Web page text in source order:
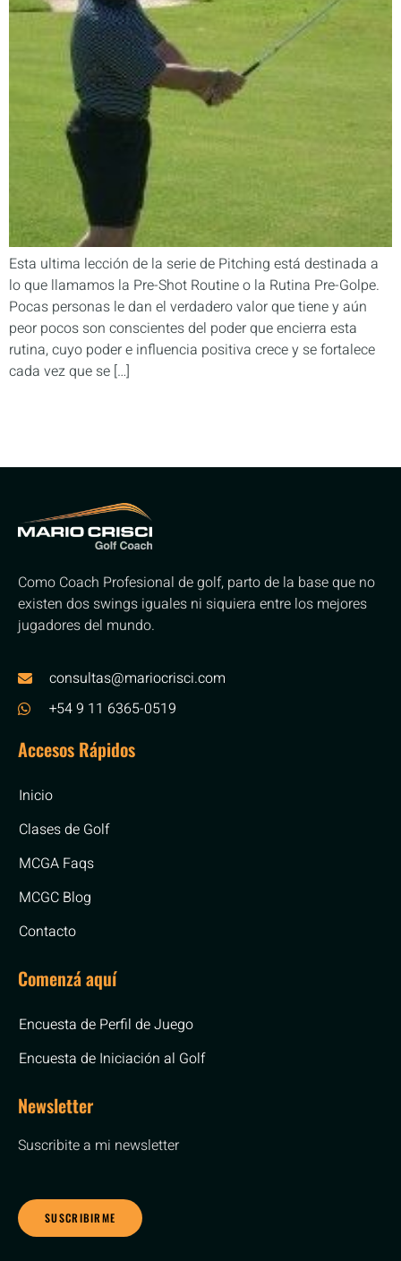
Esta ultima lección de la serie de Pitching está destinada a
lo que llamamos la Pre-Shot Routine o la Rutina Pre-Golpe.
Pocas personas le dan el verdadero valor que tiene y aún
peor pocos son conscientes del poder que encierra esta
rutina, cuyo poder e influencia positiva crece y se fortalece
cada vez que se […]
Como Coach Profesional de golf, parto de la base que no
existen dos swings iguales ni siquiera entre los mejores
jugadores del mundo.
consultas@mariocrisci.com
+54 9 11 6365-0519
Accesos Rápidos
Inicio
Clases de Golf
MCGA Faqs
MCGC Blog
Contacto
Comenzá aquí
Encuesta de Perfil de Juego
Encuesta de Iniciación al Golf
Newsletter
Suscribite a mi newsletter
SUSCRIBIRME